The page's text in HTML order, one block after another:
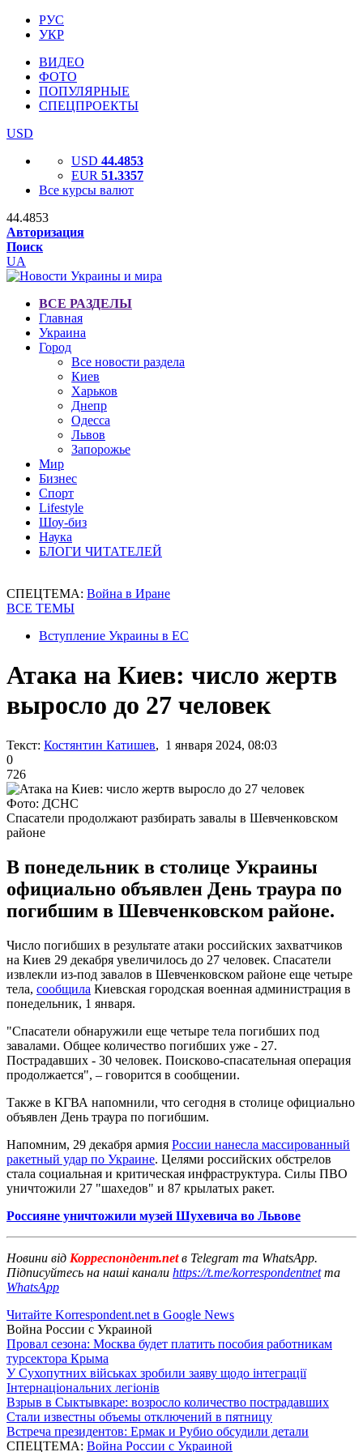
РУС
УКР
ВИДЕО
ФОТО
ПОПУЛЯРНЫЕ
СПЕЦПРОЕКТЫ
USD
USD 44.4853
EUR 51.3357
Все курсы валют
44.4853
Авторизация
Поиск
UA
ВСЕ РАЗДЕЛЫ
Главная
Украина
Город
Все новости раздела
Киев
Харьков
Днепр
Одесса
Львов
Запорожье
Мир
Бизнес
Спорт
Lifestyle
Шоу-биз
Наука
БЛОГИ ЧИТАТЕЛЕЙ
СПЕЦТЕМА: Война в Иране
ВСЕ ТЕМЫ
Вступление Украины в ЕС
Атака на Киев: число жертв
выросло до 27 человек
Текст: Костянтин Катишев, 1 января 2024, 08:03
0
726
Фото: ДСНС
Спасатели продолжают разбирать завалы в Шевченковском
районе
В понедельник в столице Украины
официально объявлен День траура по
погибшим в Шевченковском районе.
Число погибших в результате атаки российских захватчиков
на Киев 29 декабря увеличилось до 27 человек. Спасатели
извлекли из-под завалов в Шевченковском районе еще четыре
тела, сообщила Киевская городская военная администрация в
понедельник, 1 января.
"Спасатели обнаружили еще четыре тела погибших под
завалами. Общее количество погибших уже - 27.
Пострадавших - 30 человек. Поисково-спасательная операция
продолжается", – говорится в сообщении.
Также в КГВА напомнили, что сегодня в столице официально
объявлен День траура по погибшим.
Напомним, 29 декабря армия России нанесла массированный
ракетный удар по Украине. Целями российских обстрелов
стала социальная и критическая инфраструктура. Силы ПВО
уничтожили 27 "шахедов" и 87 крылатых ракет.
Россияне уничтожили музей Шухевича во Львове
Новини від Корреспондент.netв Telegram та WhatsApp.
Підписуйтесь на наші канали https://t.me/korrespondentnetта
WhatsApp
Читайте Korrespondent.net в Google News
Война России с Украиной
Провал сезона: Москва будет платить пособия работникам
турсектора Крыма
У Сухопутних військах зробили заяву щодо інтеграції
Інтернаціональних легіонів
Взрыв в Сыктывкаре: возросло количество пострадавших
Стали известны объемы отключений в пятницу
Встреча президентов: Ермак и Рубио обсудили детали
СПЕЦТЕМА: Война России с Украиной